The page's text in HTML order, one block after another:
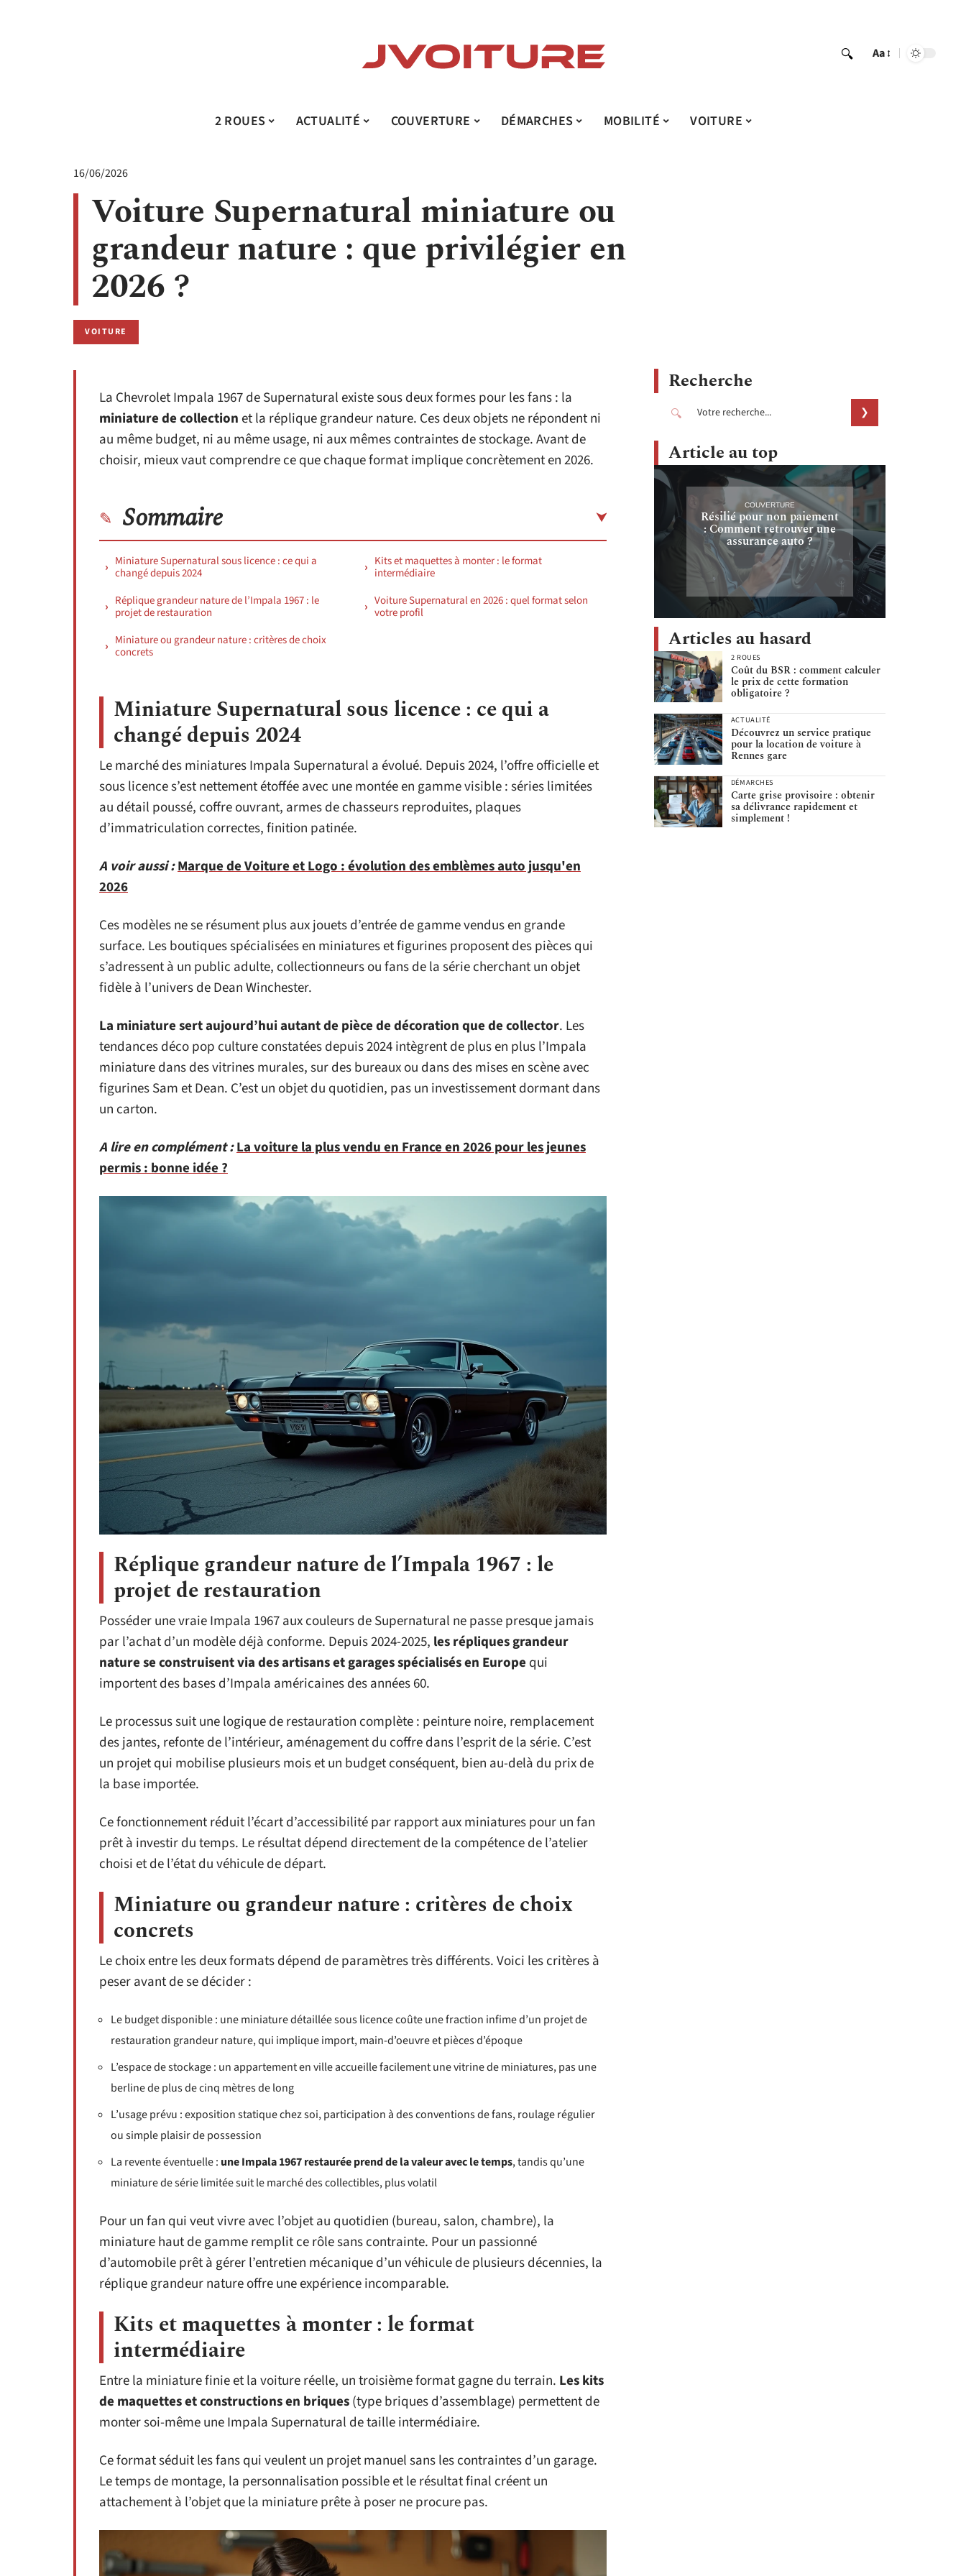
Aa
2 ROUES ACTUALITÉ COUVERTURE DÉMARCHES MOBILITÉ VOITURE
16/06/2026
Voiture Supernatural miniature ou
grandeur nature : que privilégier en
2026 ?
VOITURE
La Chevrolet Impala 1967 de Supernatural existe sous deux formes pour les fans : la
miniature de collectionet la réplique grandeur nature. Ces deux objets ne répondent ni
au même budget, ni au même usage, ni aux mêmes contraintes de stockage. Avant de
choisir, mieux vaut comprendre ce que chaque format implique concrètement en 2026.
Sommaire
Miniature Supernatural sous licence : ce qui a
changé depuis 2024
Réplique grandeur nature de l’Impala 1967 : le
projet de restauration
Miniature ou grandeur nature : critères de choix
concrets
Kits et maquettes à monter : le format
intermédiaire
Voiture Supernatural en 2026 : quel format selon
votre profil
Miniature Supernatural sous licence : ce qui a
changé depuis 2024
Le marché des miniatures Impala Supernatural a évolué. Depuis 2024, l’offre officielle et
sous licence s’est nettement étoffée avec une montée en gamme visible : séries limitées
au détail poussé, coffre ouvrant, armes de chasseurs reproduites, plaques
d’immatriculation correctes, finition patinée.
A voir aussi :Marque de Voiture et Logo : évolution des emblèmes auto jusqu'en
2026
Ces modèles ne se résument plus aux jouets d’entrée de gamme vendus en grande
surface. Les boutiques spécialisées en miniatures et figurines proposent des pièces qui
s’adressent à un public adulte, collectionneurs ou fans de la série cherchant un objet
fidèle à l’univers de Dean Winchester.
La miniature sert aujourd’hui autant de pièce de décoration que de collector. Les
tendances déco pop culture constatées depuis 2024 intègrent de plus en plus l’Impala
miniature dans des vitrines murales, sur des bureaux ou dans des mises en scène avec
figurines Sam et Dean. C’est un objet du quotidien, pas un investissement dormant dans
un carton.
A lire en complément :La voiture la plus vendu en France en 2026 pour les jeunes
permis : bonne idée ?
Réplique grandeur nature de l’Impala 1967 : le
projet de restauration
Posséder une vraie Impala 1967 aux couleurs de Supernatural ne passe presque jamais
par l’achat d’un modèle déjà conforme. Depuis 2024-2025, les répliques grandeur
nature se construisent via des artisans et garages spécialisés en Europe qui
importent des bases d’Impala américaines des années 60.
Le processus suit une logique de restauration complète : peinture noire, remplacement
des jantes, refonte de l’intérieur, aménagement du coffre dans l’esprit de la série. C’est
un projet qui mobilise plusieurs mois et un budget conséquent, bien au-delà du prix de
la base importée.
Ce fonctionnement réduit l’écart d’accessibilité par rapport aux miniatures pour un fan
prêt à investir du temps. Le résultat dépend directement de la compétence de l’atelier
choisi et de l’état du véhicule de départ.
Miniature ou grandeur nature : critères de choix
concrets
Le choix entre les deux formats dépend de paramètres très différents. Voici les critères à
peser avant de se décider :
Le budget disponible : une miniature détaillée sous licence coûte une fraction infime d’un projet de
restauration grandeur nature, qui implique import, main-d’oeuvre et pièces d’époque
L’espace de stockage : un appartement en ville accueille facilement une vitrine de miniatures, pas une
berline de plus de cinq mètres de long
L’usage prévu : exposition statique chez soi, participation à des conventions de fans, roulage régulier
ou simple plaisir de possession
La revente éventuelle : une Impala 1967 restaurée prend de la valeur avec le temps, tandis qu’une
miniature de série limitée suit le marché des collectibles, plus volatil
Pour un fan qui veut vivre avec l’objet au quotidien (bureau, salon, chambre), la
miniature haut de gamme remplit ce rôle sans contrainte. Pour un passionné
d’automobile prêt à gérer l’entretien mécanique d’un véhicule de plusieurs décennies, la
réplique grandeur nature offre une expérience incomparable.
Kits et maquettes à monter : le format
intermédiaire
Entre la miniature finie et la voiture réelle, un troisième format gagne du terrain. Les kits
de maquettes et constructions en briques(type briques d’assemblage) permettent de
monter soi-même une Impala Supernatural de taille intermédiaire.
Ce format séduit les fans qui veulent un projet manuel sans les contraintes d’un garage.
Le temps de montage, la personnalisation possible et le résultat final créent un
attachement à l’objet que la miniature prête à poser ne procure pas.
Recherche
Article au top
COUVERTURE
Résilié pour non paiement
: Comment retrouver une
assurance auto ?
Articles au hasard
2 ROUES
Coût du BSR : comment calculer
le prix de cette formation
obligatoire ?
ACTUALITÉ
Découvrez un service pratique
pour la location de voiture à
Rennes gare
DÉMARCHES
Carte grise provisoire : obtenir
sa délivrance rapidement et
simplement !